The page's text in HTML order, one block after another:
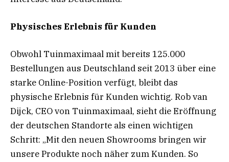
Physisches Erlebnis für Kunden
Obwohl Tuinmaximaal mit bereits 125.000
Bestellungen aus Deutschland seit 2013 über eine
starke Online-Position verfügt, bleibt das
physische Erlebnis für Kunden wichtig. Rob van
Dijck, CEO von Tuinmaximaal, sieht die Eröffnung
der deutschen Standorte als einen wichtigen
Schritt: „Mit den neuen Showrooms bringen wir
unsere Produkte noch näher zum Kunden. So